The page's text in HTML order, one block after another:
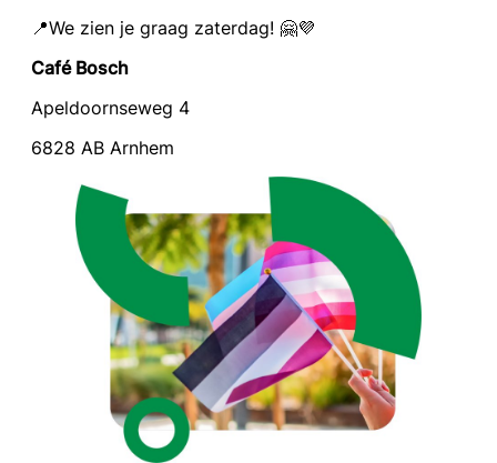
📍We zien je graag zaterdag! 🤗💜
Café Bosch
Apeldoornseweg 4
6828 AB Arnhem